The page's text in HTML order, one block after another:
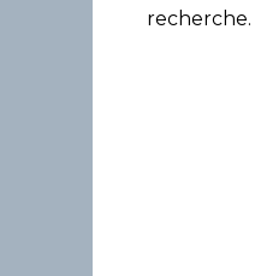
recherche.